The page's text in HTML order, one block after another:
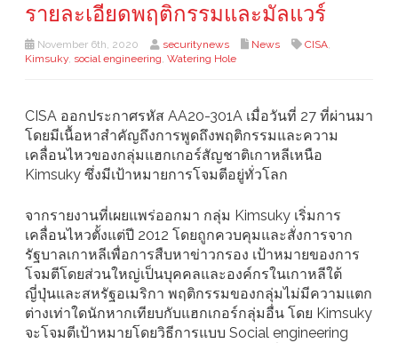
รายละเอียดพฤติกรรมและมัลแวร์
November 6th, 2020 securitynews News CISA,
Kimsuky, social engineering, Watering Hole
CISA ออกประกาศรหัส AA20-301A เมื่อวันที่ 27 ที่ผ่านมา
โดยมีเนื้อหาสำคัญถึงการพูดถึงพฤติกรรมและความ
เคลื่อนไหวของกลุ่มแฮกเกอร์สัญชาติเกาหลีเหนือ
Kimsuky ซึ่งมีเป้าหมายการโจมตีอยู่ทั่วโลก
จากรายงานที่เผยแพร่ออกมา กลุ่ม Kimsuky เริ่มการ
เคลื่อนไหวตั้งแต่ปี 2012 โดยถูกควบคุมและสั่งการจาก
รัฐบาลเกาหลีเพื่อการสืบหาข่าวกรอง เป้าหมายของการ
โจมตีโดยส่วนใหญ่เป็นบุคคลและองค์กรในเกาหลีใต้
ญี่ปุ่นและสหรัฐอเมริกา พฤติกรรมของกลุ่มไม่มีความแตก
ต่างเท่าใดนักหากเทียบกับแฮกเกอร์กลุ่มอื่น โดย Kimsuky
จะโจมตีเป้าหมายโดยวิธีการแบบ Social engineering